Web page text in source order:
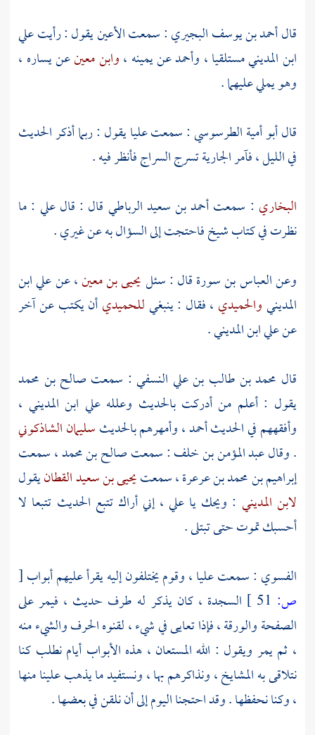
قالأحمد بن يوسف البجيري: سمعتالأعينيقول : رأيتعلي
ابن المدينيمستلقيا ، وأحمدعن يمينه ،وابن معينعن يساره ،
وهو يملي عليهما .
قالأبو أمية الطرسوسي: سمعت عليا يقول : ربما أذكر الحديث
في الليل ، فآمر الجارية تسرج السراج فأنظر فيه .
البخاري : سمعتأحمد بن سعيد الرباطي قال : قالعلي : ما
نظرت في كتاب شيخ فاحتجت إلى السؤال به عن غيري .
وعنالعباس بن سورةقال : سئليحيى بن معين، عنعلي ابن
المدينيوالحميدي ، فقال : ينبغيللحميديأن يكتب عن آخر
عنعلي ابن المديني.
قال محمد بن طالب بن علي النسفي : سمعت صالح بن محمد
يقول : أعلم من أدركت بالحديث وعللهعلي ابن المديني ،
وأفقههم في الحديثأحمد، وأمهرهم بالحديثسليمان الشاذكوني
. وقالعبد المؤمن بن خلف: سمعتصالح بن محمد، سمعت
إبراهيم بن محمد بن عرعرة، سمعتيحيى بن سعيد القطانيقول
لابن المديني : ويحك يا علي ، إني أراك تتبع الحديث تتبعا لا
أحسبك تموت حتى تبتلى .
الفسوي : سمعتعليا، وقوم يختلفون إليه يقرأ عليهم أبواب[
ص:
السجدة ، كان يذكر له طرف حديث ، فيمر على
الصفحة والورقة ، فإذا تعايى في شيء ، لقنوه الحرف والشيء منه
، ثم يمر ويقول : الله المستعان ، هذه الأبواب أيام نطلب كنا
نتلاقى به المشايخ ، ونذاكرهم بها ، ونستفيد ما يذهب علينا منها
، وكنا نحفظها . وقد احتجنا اليوم إلى أن نلقن في بعضها .